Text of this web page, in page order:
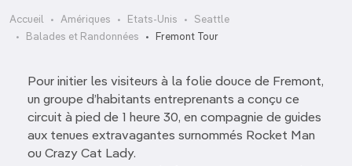
Accueil Amériques Etats-Unis
Seattle
Balades et Randonnées
Fremont Tour
Pour initier les visiteurs à la folie douce de Fremont,
un groupe d’habitants entreprenants a conçu ce
circuit à pied de 1 heure 30, en compagnie de guides
aux tenues extravagantes surnommés Rocket Man
ou Crazy Cat Lady.